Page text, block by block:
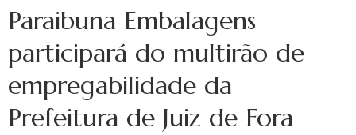
Paraibuna Embalagens
participará do multirão de
empregabilidade da
Prefeitura de Juiz de Fora